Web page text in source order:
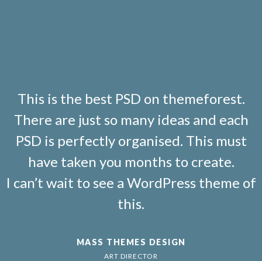
This is the best PSD on themeforest.
There are just so many ideas and each
PSD is perfectly organised. This must
have taken you months to create.
I can’t wait to see a WordPress theme of
this.
MASS THEMES DESIGN
ART DIRECTOR